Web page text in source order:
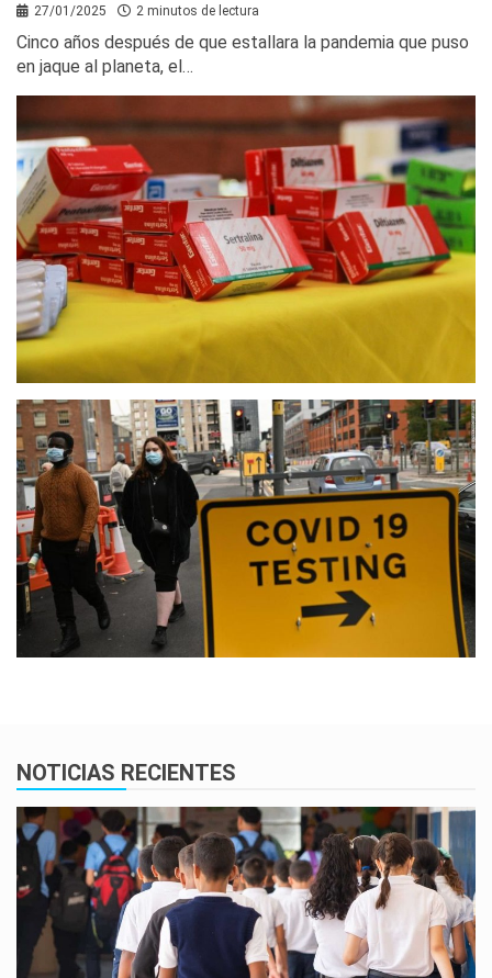
27/01/2025 2 minutos de lectura
Cinco años después de que estallara la pandemia que puso
en jaque al planeta, el…
NOTICIAS RECIENTES